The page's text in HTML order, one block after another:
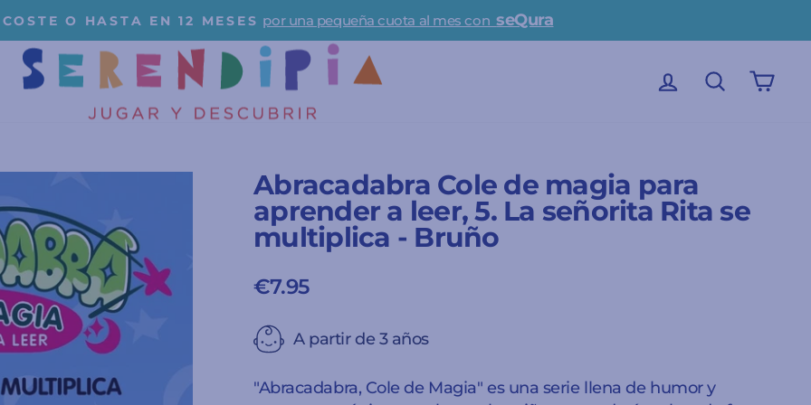
diapositivas
pausa
O HASTA EN 12 MESES por una pequeña cuota al mes conseQura
INICIAR SESIÓN
BUSCAR
Abracadabra Cole de magia para
aprender a leer, 5. La señorita Rita se
multiplica - Bruño
€7.95
A partir de 3 años
"Abracadabra, Cole de Magia" es una serie llena de humor y